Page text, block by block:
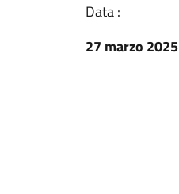
Data :
27 marzo 2025